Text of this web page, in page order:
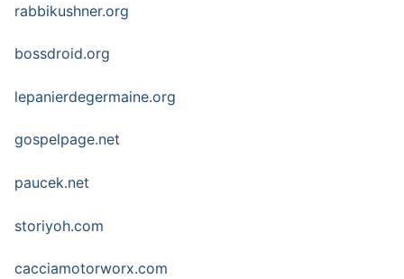
rabbikushner.org
bossdroid.org
lepanierdegermaine.org
gospelpage.net
paucek.net
storiyoh.com
cacciamotorworx.com